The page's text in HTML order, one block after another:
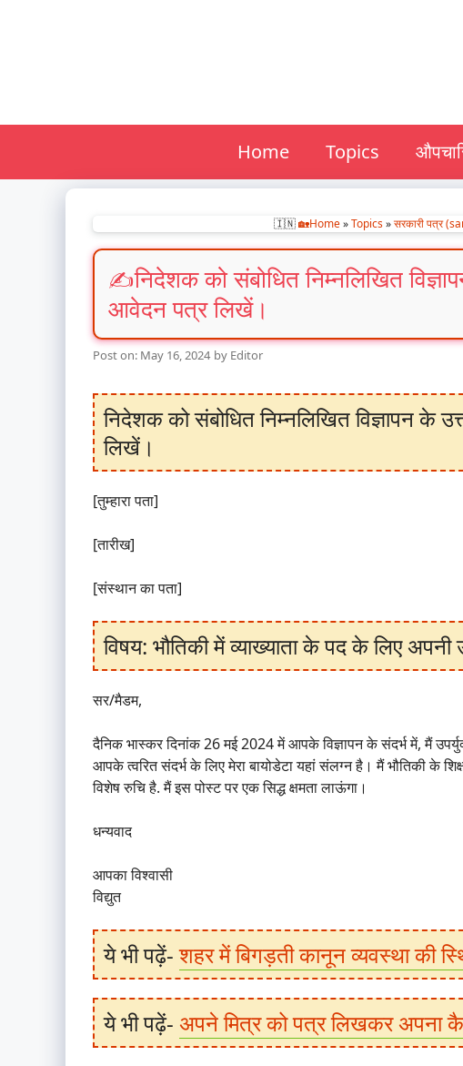
Home Topics
🇮🇳🏡Home»Topics»सरकारी पत्र
निदेशक को संबोधित निम्नलिखित
आवेदन पत्र लिखें।
May 16, 2024 by Editor
निदेशक को संबोधित निम्नलिखित विज्ञापन के
लिखें।
[तुम्हारा पता]
[तारीख]
[संस्थान का पता]
विषय: भौतिकी में व्याख्याता के पद के लिए
सर/मैडम,
दैनिक भास्कर दिनांक 26 मई 2024 में आपके विज्ञापन के संदर्भ में, मैं
आपके त्वरित संदर्भ के लिए मेरा बायोडेटा यहां संलग्न है। मैं भौतिकी के
विशेष रुचि है. मैं इस पोस्ट पर एक सिद्ध क्षमता लाऊंगा।
धन्यवाद
आपका विश्वासी
विद्युत
ये भी पढ़ें-शहर में बिगड़ती कानून व्यवस्था की
ये भी पढ़ें- अपने मित्र को पत्र लिखकर अपना